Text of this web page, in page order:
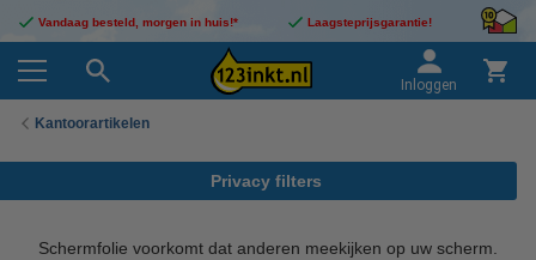
Vandaag besteld, morgen in huis!* Laagsteprijsgarantie!
Inloggen
Kantoorartikelen
Privacy filters
Schermfolie voorkomt dat anderen meekijken op uw scherm.